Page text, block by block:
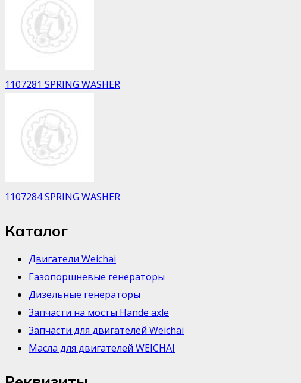
1107281 SPRING WASHER
1107284 SPRING WASHER
Каталог
Двигатели Weichai
Газопоршневые генераторы
Дизельные генераторы
Запчасти на мосты Hande axle
Запчасти для двигателей Weichai
Масла для двигателей WEICHAI